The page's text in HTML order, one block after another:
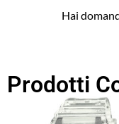
Hai
Prodotti